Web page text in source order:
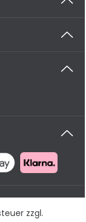
zzgl.